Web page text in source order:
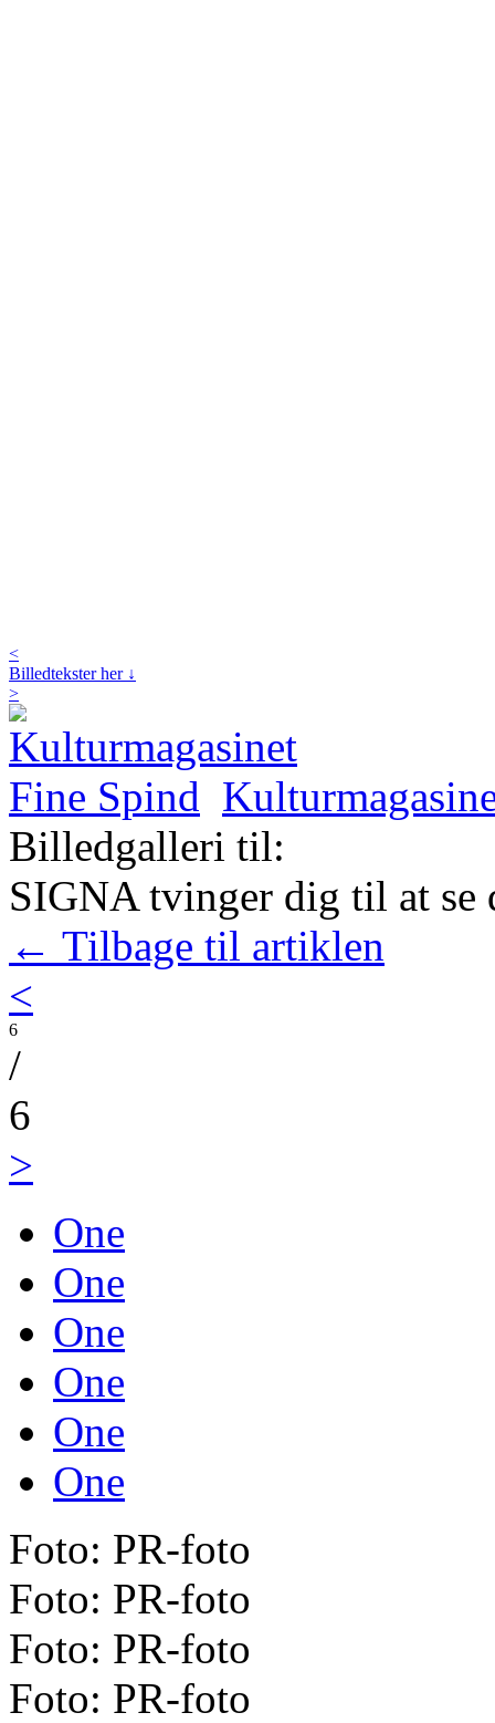
<
Billedtekster her ↓
>
Billedgalleri til:
SIGNA tvinger dig til at se
← Tilbage til artiklen
<
6
/
6
>
One
One
One
One
One
One
Foto: PR-foto
Foto: PR-foto
Foto: PR-foto
Foto: PR-foto